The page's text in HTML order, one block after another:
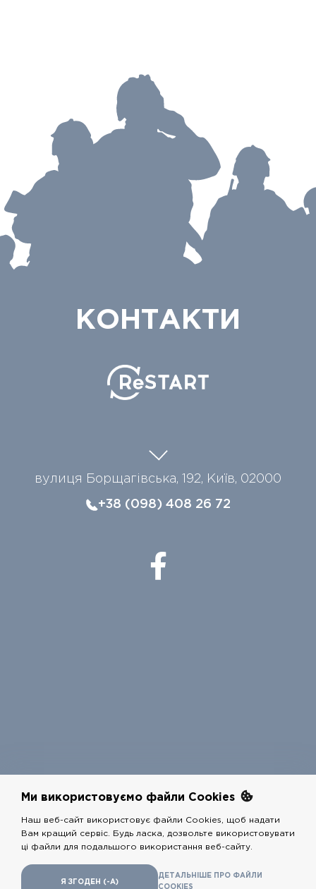
КОНТАКТИ
вулиця Борщагівська, 192, Київ, 02000
+38 (098) 408 26 72
COPYRIGHTS @ РЕСТАРТ 2026 - ALL RIGHTS RESERVED
adshelp.group ,shugov.com
Ми використовуємо файли Cookies
Наш веб-сайт використовує файли Cookies, щоб надати
Вам кращий сервіс. Будь ласка, дозвольте використовувати
ці файли для подальшого використання веб-сайту.
Я ЗГОДЕН (-А)
ДЕТАЛЬНIШЕ ПРО ФАЙЛИ
COOKIES